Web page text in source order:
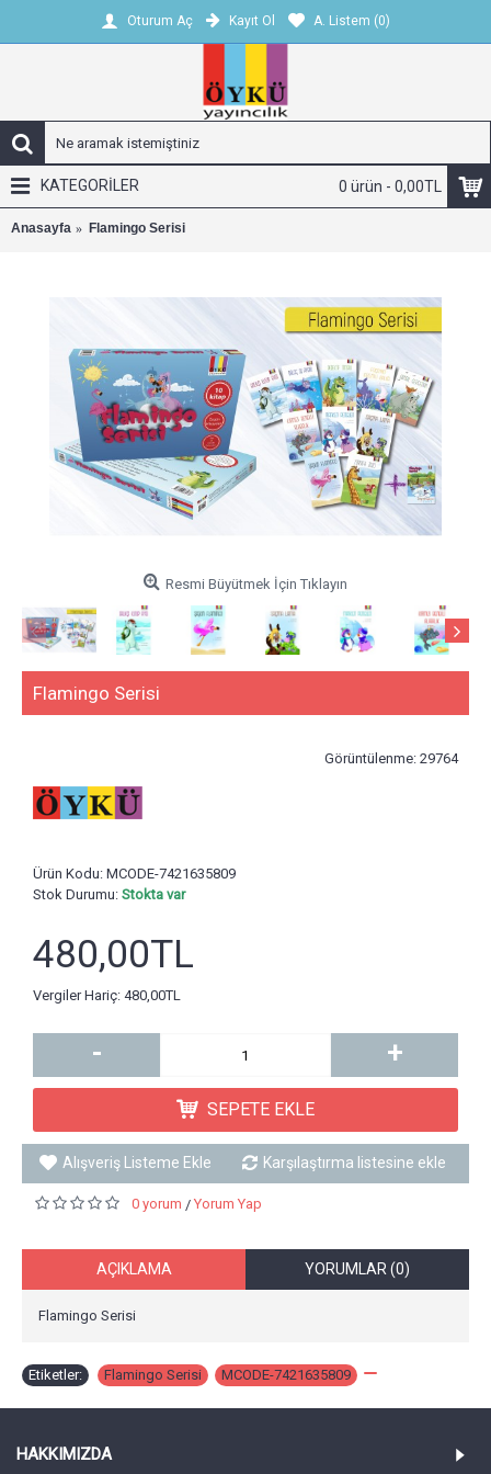
Oturum Aç Kayıt Ol A. Listem (0)
0 ürün - 0,00TL
KATEGORİLER
Anasayfa Flamingo Serisi
Resmi Büyütmek İçin Tıklayın
Flamingo Serisi
Görüntülenme: 29764
Ürün Kodu: MCODE-7421635809
Stok Durumu: Stokta var
480,00TL
Vergiler Hariç: 480,00TL
- +
SEPETE EKLE
Alışveriş Listeme Ekle Karşılaştırma listesine ekle
0 yorum / Yorum Yap
AÇIKLAMA YORUMLAR (0)
Flamingo Serisi
Etiketler: Flamingo Serisi MCODE-7421635809
HAKKIMIZDA